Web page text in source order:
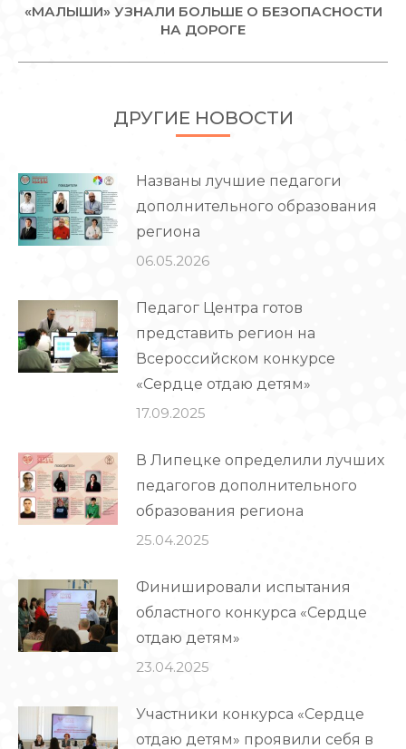
Следующая
«МАЛЫШИ» УЗНАЛИ БОЛЬШЕ О БЕЗОПАСНОСТИ
НА ДОРОГЕ
ДРУГИЕ НОВОСТИ
Названы лучшие педагоги
дополнительного образования
региона
06.05.2026
Педагог Центра готов
представить регион на
Всероссийском конкурсе
«Сердце отдаю детям»
17.09.2025
В Липецке определили лучших
педагогов дополнительного
образования региона
25.04.2025
Финишировали испытания
областного конкурса «Сердце
отдаю детям»
23.04.2025
Участники конкурса «Сердце
отдаю детям» проявили себя в